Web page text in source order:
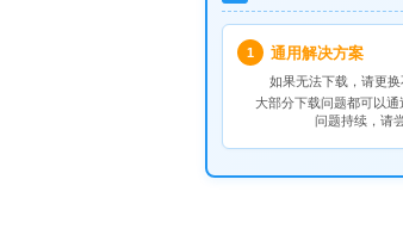
1 通用解决方案
如果无法下载，请更换
大部分下载问题都可以
问题持续，请